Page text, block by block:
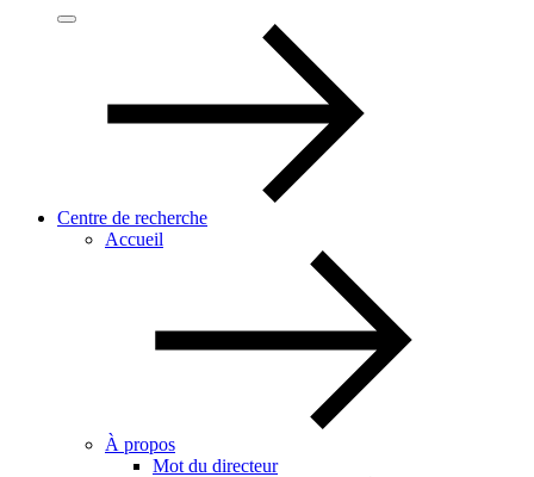
Centre de recherche
Accueil
À propos
Mot du directeur